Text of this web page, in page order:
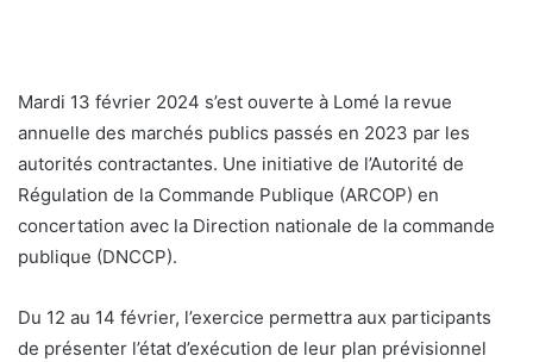
Mardi 13 février 2024 s’est ouverte à Lomé la revue
annuelle des marchés publics passés en 2023 par les
autorités contractantes. Une initiative de l’Autorité de
Régulation de la Commande Publique (ARCOP) en
concertation avec la Direction nationale de la commande
publique (DNCCP).
Du 12 au 14 février, l’exercice permettra aux participants
de présenter l’état d’exécution de leur plan prévisionnel